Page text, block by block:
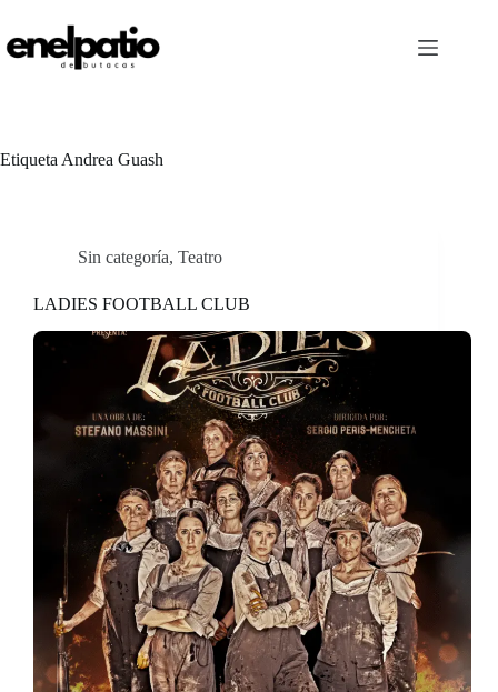
contenido
Etiqueta Andrea Guash
Sin categoría, Teatro
LADIES FOOTBALL CLUB